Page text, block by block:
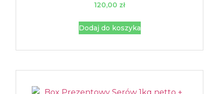
120,00 zł
Dodaj do koszyka